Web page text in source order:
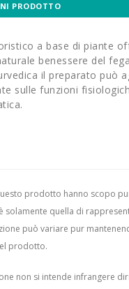
PRODOTTO
a base di piante
benessere del
il preparato può
sulle funzioni
prodotto hanno scopo
solamente quella di
può variare pur
prodotto.
non si intende infrangere